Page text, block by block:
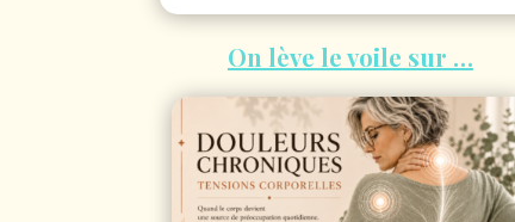
On lève le voile sur …